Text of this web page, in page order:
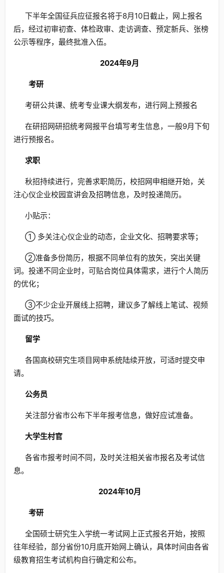
下半年全国征兵应征报名将于8月10日截止，网上报名
后，经过初审初查、体检政审、走访调查、预定新兵、张榜
公示等程序，最终批准入伍。
2024年9月
考研
考研公共课、统考专业课大纲发布，进行网上预报名
在研招网研招统考网报平台填写考生信息，一般9月下旬
进行预报名。
求职
秋招持续进行，完善求职简历，校招网申相继开始，关
注心仪企业校园宣讲会及招聘信息，及时投递简历。
小贴示：
① 多关注心仪企业的动态，企业文化、招聘要求等；
②准备多份简历，根据不同单位有的放矢，突出关键
词。投递不同企业时，可贴合岗位具体需求，进行个人简历
的优化；
③不少企业开展线上招聘，建议多了解线上笔试、视频
面试的技巧。
留学
各国高校研究生项目网申系统陆续开放，可适时提交申
请。
公务员
关注部分省市公布下半年报考信息，做好应试准备。
大学生村官
各省市报考时间不同，及时关注相关省市报名及考试信
息。
2024年10月
考研
全国硕士研究生入学统一考试网上正式报名开始，按照
往年经验，部分省份10月底开始网上确认，具体时间由各省
级教育招生考试机构自行确定和公布。